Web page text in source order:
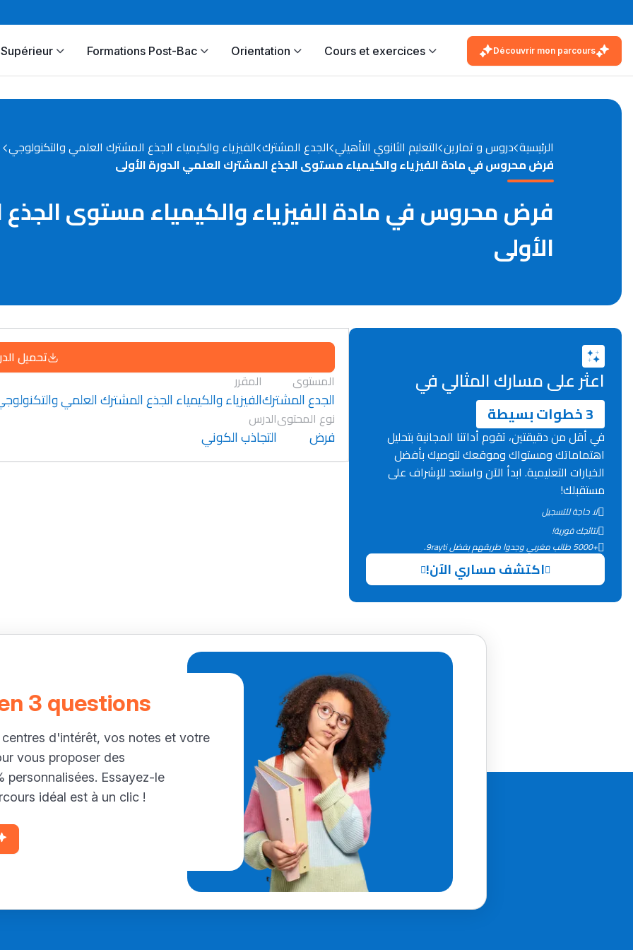
Formations Post-Bac Orientation Cours et exercices Découvrir mon parcours
الرئيسية دروس و تمارين التعليم الثانوي التأهيلي الجدع المشترك الفيزياء والكيمياء الجذع المشترك العلمي والتكنولوجي
فرض محروس في مادة الفيزياء والكيمياء مستوى الجذع المشترك العلمي الدورة الأولى
فرض محروس في مادة الفيزياء والكيمياء مستوى الجذع
الأولى
تحميل
المستوى
الجدع المشترك
المقرر
الفيزياء والكيمياء الجذع المشترك العلمي
نوع المحتوى
فرض
الدرس
التجاذب الكوني
اعثر على مسارك المثالي في
3 خطوات بسيطة
في أقل من دقيقتين، تقوم أداتنا المجانية بتحليل
اهتماماتك ومستواك وموقعك لتوصيك بأفضل
الخيارات التعليمية. ابدأ الآن واستعد للإشراف على
مستقبلك!
لا حاجة للتسجيل
نتائجك فورية!
+5000 طالب مغربي وجدوا طريقهم بفضل 9rayti.
اكتشف مساري الآن!
3 questions
d'intérêt, vos notes et votre
vous proposer des
personnalisées. Essayez-le
idéal est à un clic !